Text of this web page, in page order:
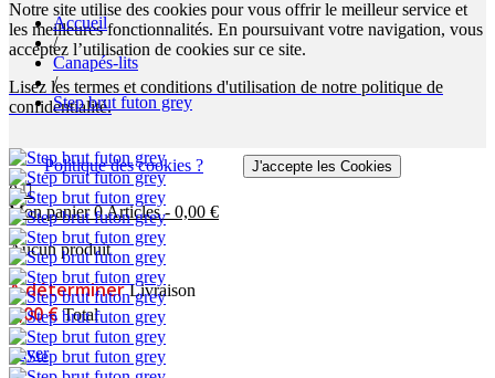
Notre site utilise des cookies pour vous offrir le meilleur service et
les meilleures fonctionnalités. En poursuivant votre navigation, vous
acceptez l’utilisation de cookies sur ce site.
Lisez les termes et conditions d'utilisation de notre politique de
confidentialité.
Politique des cookies ? J'accepte les Cookies
0
Mon panier 0Articles - 0,00 €
Aucun produit
A déterminer Livraison
0,00 € Total
Payer
Accueil
/
Canapés-lits
/
Step brut futon grey